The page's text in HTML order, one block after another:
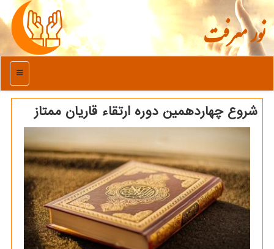
نور معرفت
منو
شروع چهاردهمین دوره ارتقاء قاریان ممتاز